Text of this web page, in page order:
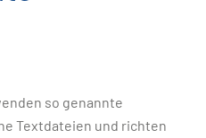
so genannte
Textdateien und richten